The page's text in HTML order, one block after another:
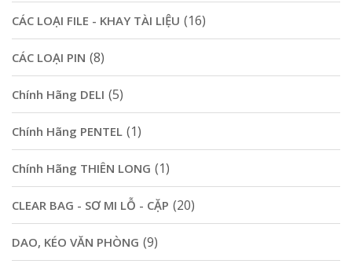
CÁC LOẠI FILE - KHAY TÀI LIỆU (16)
CÁC LOẠI PIN (8)
Chính Hãng DELI (5)
Chính Hãng PENTEL (1)
Chính Hãng THIÊN LONG (1)
CLEAR BAG - SƠ MI LỖ - CẶP (20)
DAO, KÉO VĂN PHÒNG (9)